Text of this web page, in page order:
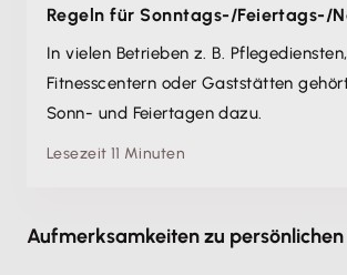
Regeln für Sonntags-/Feiertags-/
In vielen Betrieben z. B. Pflegediensten,
Fitnesscentern oder Gaststätten
Sonn- und Feiertagen dazu.
Lesezeit 11 Minuten
Aufmerksamkeiten zu